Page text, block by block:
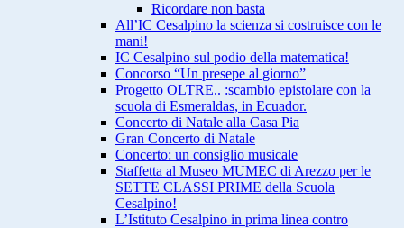
Ricordare non basta
All’IC Cesalpino la scienza si costruisce con le
mani!
IC Cesalpino sul podio della matematica!
Concorso “Un presepe al giorno”
Progetto OLTRE.. :scambio epistolare con la
scuola di Esmeraldas, in Ecuador.
Concerto di Natale alla Casa Pia
Gran Concerto di Natale
Concerto: un consiglio musicale
Staffetta al Museo MUMEC di Arezzo per le
SETTE CLASSI PRIME della Scuola
Cesalpino!
L’Istituto Cesalpino in prima linea contro